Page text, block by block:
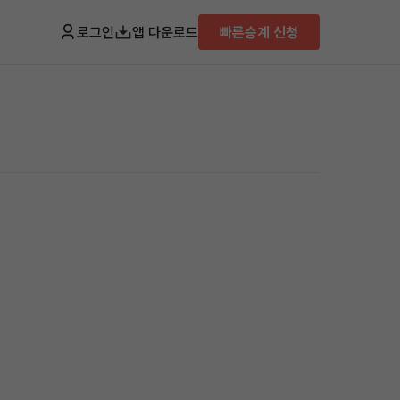
로그인 앱 다운로드 빠른승계 신청